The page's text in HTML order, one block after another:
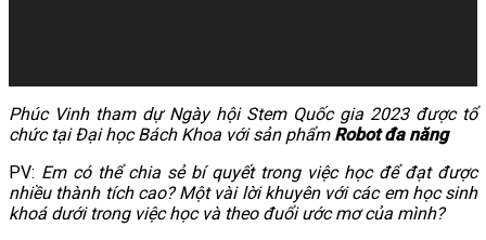
Phúc Vinh tham dự Ngày hội Stem Quốc gia 2023 được tổ
chức tại Đại học Bách Khoa với sản phẩm Robot đa năng
PV: Em có thể chia sẻ bí quyết trong việc học để đạt được
nhiều thành tích cao? Một vài lời khuyên với các em học sinh
khoá dưới trong việc học và theo đuổi ước mơ của mình?